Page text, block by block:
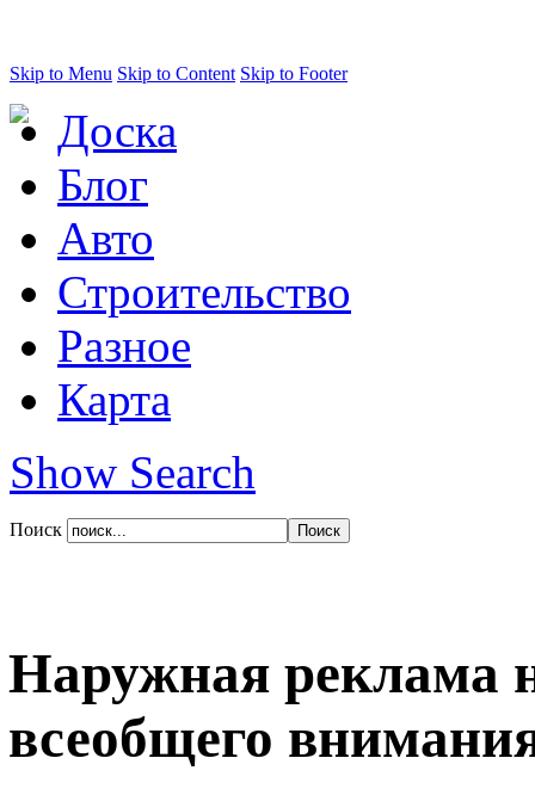
Skip to Menu Skip to Content Skip to Footer
Доска
Блог
Авто
Строительство
Разное
Карта
Show Search
Поиск
Наружная реклама
всеобщего